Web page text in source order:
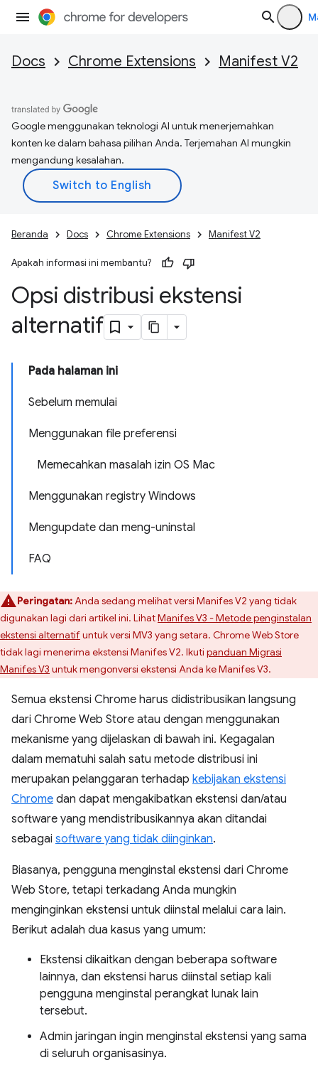
Docs Chrome Extensions Manifest V2
Google menggunakan teknologi AI untuk menerjemahkan
konten ke dalam bahasa pilihan Anda. Terjemahan AI mungkin
mengandung kesalahan.
Beranda Docs Chrome Extensions Manifest V2
Apakah informasi ini membantu?
Opsi distribusi ekstensi
alternatif
Pada halaman ini
Sebelum memulai
Menggunakan file preferensi
Memecahkan masalah izin OS Mac
Menggunakan registry Windows
Mengupdate dan meng-uninstal
FAQ
Peringatan:Anda sedang melihat versi Manifes V2 yang tidak
digunakan lagi dari artikel ini. LihatManifes V3 - Metode penginstalan
ekstensi alternatifuntuk versi MV3 yang setara. Chrome Web Store
tidak lagi menerima ekstensi Manifes V2. Ikuti panduan Migrasi
Manifes V3 untuk mengonversi ekstensi Anda ke Manifes V3.
Semua ekstensi Chrome harus didistribusikan langsung
dari Chrome Web Store atau dengan menggunakan
mekanisme yang dijelaskan di bawah ini. Kegagalan
dalam mematuhi salah satu metode distribusi ini
merupakan pelanggaran terhadap kebijakan ekstensi
Chrome dan dapat mengakibatkan ekstensi dan/atau
software yang mendistribusikannya akan ditandai
sebagai software yang tidak diinginkan.
Biasanya, pengguna menginstal ekstensi dari Chrome
Web Store, tetapi terkadang Anda mungkin
menginginkan ekstensi untuk diinstal melalui cara lain.
Berikut adalah dua kasus yang umum:
Ekstensi dikaitkan dengan beberapa software
lainnya, dan ekstensi harus diinstal setiap kali
pengguna menginstal perangkat lunak lain
tersebut.
Admin jaringan ingin menginstal ekstensi yang sama
di seluruh organisasinya.